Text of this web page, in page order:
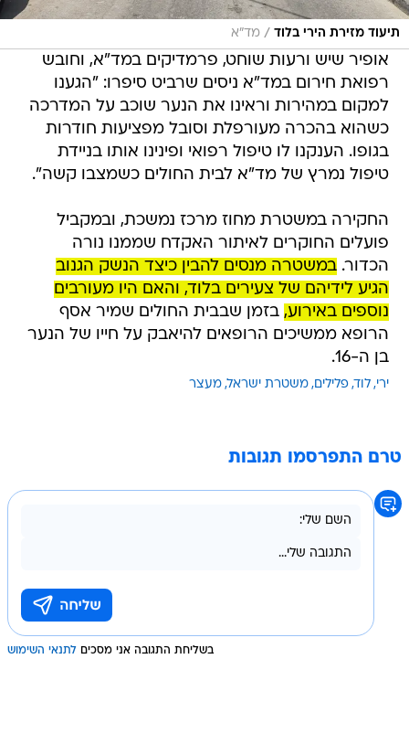
תיעוד מזירת הירי בלוד / מד"א
אופיר שיש ורעות שוחט, פרמדיקים במד"א, וחובש
רפואת חירום במד"א ניסים שרביט סיפרו: "הגענו
למקום במהירות וראינו את הנער שוכב על המדרכה
כשהוא בהכרה מעורפלת וסובל מפציעות חודרות
בגופו. הענקנו לו טיפול רפואי ופינינו אותו בניידת
טיפול נמרץ של מד"א לבית החולים כשמצבו קשה".
החקירה במשטרת מחוז מרכז נמשכת, ובמקביל
פועלים החוקרים לאיתור האקדח שממנו נורה
הכדור.במשטרה מנסים להבין כיצד הנשק הגנוב
הגיע לידיהם של צעירים בלוד, והאם היו מעורבים
נוספים באירוע, בזמן שבבית החולים שמיר אסף
הרופא ממשיכים הרופאים להיאבק על חייו של הנער
בן ה-16.
ירי לוד פלילים משטרת ישראל מעצר
טרם התפרסמו תגובות
בשליחת התגובה אני מסכים לתנאי השימוש